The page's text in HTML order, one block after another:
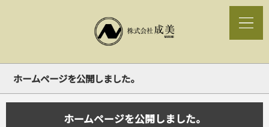
ホームページを公開しました。
ホームページを公開しました。